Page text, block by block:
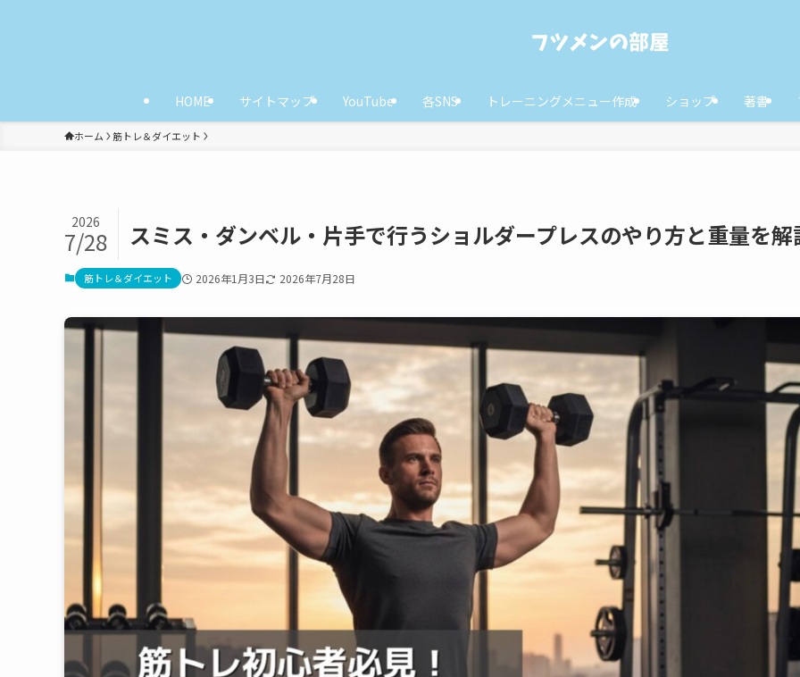
HOME サイトマップ YouTube 各SNS トレーニングメニュー作成 ショップ 著書
ホーム 筋トレ＆ダイエット
スミス・ダンベル・片手で行うショルダープレスのやり方と重量を解
2026
7/28
筋トレ＆ダイエット 2026年1月3日 2026年7月28日